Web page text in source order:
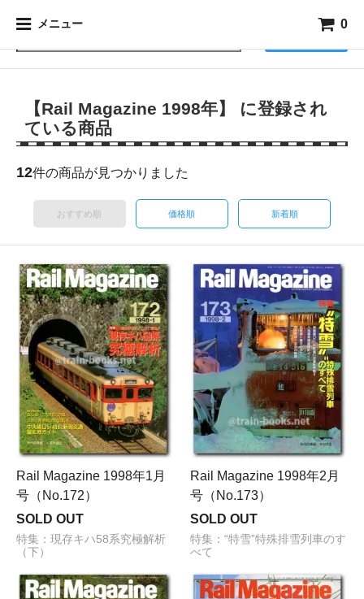
メニュー 0
【Rail Magazine 1998年】 に登録され
ている商品
12件の商品が見つかりました
おすすめ順 価格順 新着順
Rail Magazine 1998年1月
号（No.172）
SOLD OUT
特集：現存キハ58系究極解析
（下）
Rail Magazine 1998年2月
号（No.173）
SOLD OUT
特集：“特雪”特殊排雪列車のす
べて